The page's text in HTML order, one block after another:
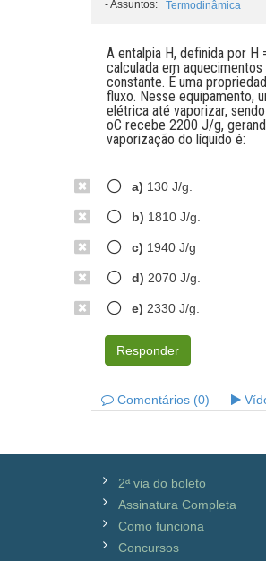
-Assuntos: Termodinâmica
A entalpia H, definida por H
calculada em
constante. É uma
fluxo. Nesse equipamento,
elétrica até vaporizar,
oC recebe 2200 J/g,
vaporização do líquido é:
a) 130 J/g.
b) 1810 J/g.
c) 1940 J/g
d) 2070 J/g.
e) 2330 J/g.
Responder
Comentários (0)
2ª via do boleto
Assinatura Completa
Como funciona
Concursos